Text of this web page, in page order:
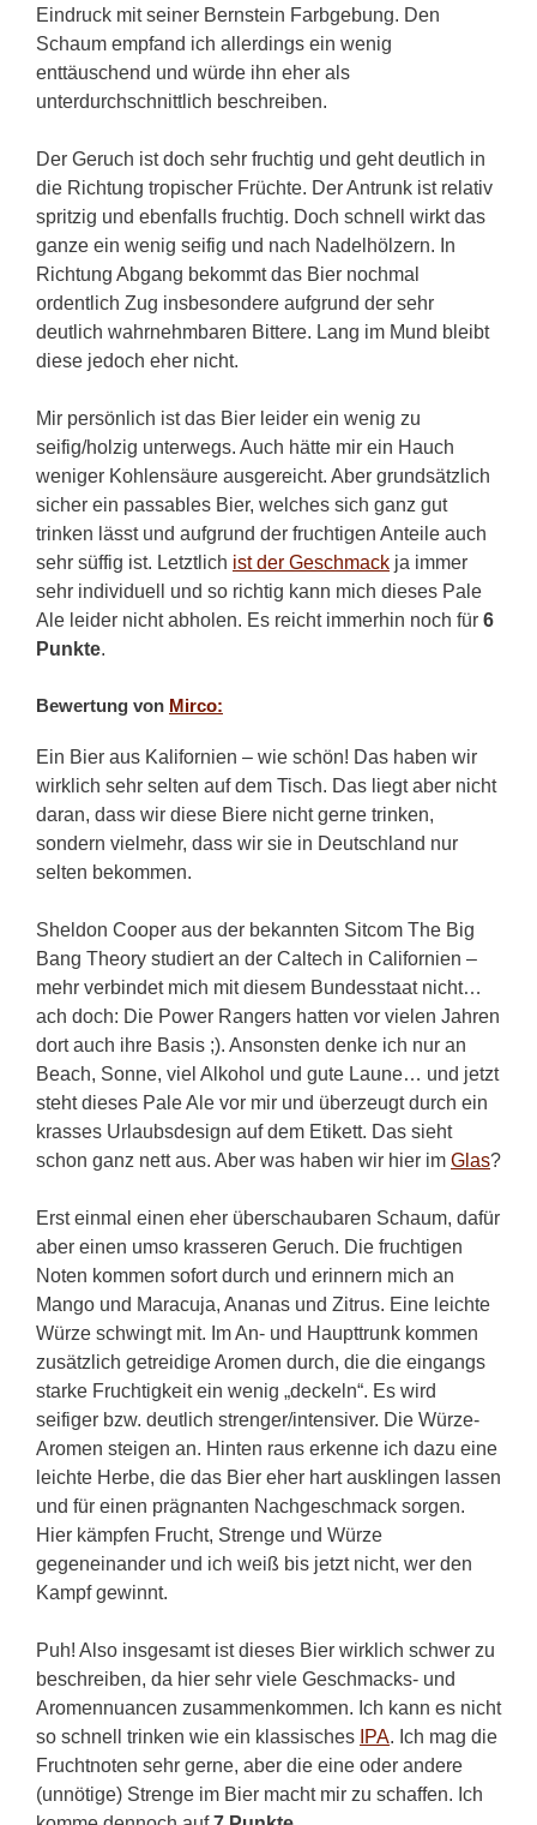
Eindruck mit seiner Bernstein Farbgebung. Den
Schaum empfand ich allerdings ein wenig
enttäuschend und würde ihn eher als
unterdurchschnittlich beschreiben.
Der Geruch ist doch sehr fruchtig und geht deutlich in
die Richtung tropischer Früchte. Der Antrunk ist relativ
spritzig und ebenfalls fruchtig. Doch schnell wirkt das
ganze ein wenig seifig und nach Nadelhölzern. In
Richtung Abgang bekommt das Bier nochmal
ordentlich Zug insbesondere aufgrund der sehr
deutlich wahrnehmbaren Bittere. Lang im Mund bleibt
diese jedoch eher nicht.
Mir persönlich ist das Bier leider ein wenig zu
seifig/holzig unterwegs. Auch hätte mir ein Hauch
weniger Kohlensäure ausgereicht. Aber grundsätzlich
sicher ein passables Bier, welches sich ganz gut
trinken lässt und aufgrund der fruchtigen Anteile auch
sehr süffig ist. Letztlich ist der Geschmack ja immer
sehr individuell und so richtig kann mich dieses Pale
Ale leider nicht abholen. Es reicht immerhin noch für 6
Punkte.
Bewertung von Mirco:
Ein Bier aus Kalifornien – wie schön! Das haben wir
wirklich sehr selten auf dem Tisch. Das liegt aber nicht
daran, dass wir diese Biere nicht gerne trinken,
sondern vielmehr, dass wir sie in Deutschland nur
selten bekommen.
Sheldon Cooper aus der bekannten Sitcom The Big
Bang Theory studiert an der Caltech in Californien –
mehr verbindet mich mit diesem Bundesstaat nicht…
ach doch: Die Power Rangers hatten vor vielen Jahren
dort auch ihre Basis ;). Ansonsten denke ich nur an
Beach, Sonne, viel Alkohol und gute Laune… und jetzt
steht dieses Pale Ale vor mir und überzeugt durch ein
krasses Urlaubsdesign auf dem Etikett. Das sieht
schon ganz nett aus. Aber was haben wir hier im Glas?
Erst einmal einen eher überschaubaren Schaum, dafür
aber einen umso krasseren Geruch. Die fruchtigen
Noten kommen sofort durch und erinnern mich an
Mango und Maracuja, Ananas und Zitrus. Eine leichte
Würze schwingt mit. Im An- und Haupttrunk kommen
zusätzlich getreidige Aromen durch, die die eingangs
starke Fruchtigkeit ein wenig „deckeln“. Es wird
seifiger bzw. deutlich strenger/intensiver. Die Würze-
Aromen steigen an. Hinten raus erkenne ich dazu eine
leichte Herbe, die das Bier eher hart ausklingen lassen
und für einen prägnanten Nachgeschmack sorgen.
Hier kämpfen Frucht, Strenge und Würze
gegeneinander und ich weiß bis jetzt nicht, wer den
Kampf gewinnt.
Puh! Also insgesamt ist dieses Bier wirklich schwer zu
beschreiben, da hier sehr viele Geschmacks- und
Aromennuancen zusammenkommen. Ich kann es nicht
so schnell trinken wie ein klassisches IPA. Ich mag die
Fruchtnoten sehr gerne, aber die eine oder andere
(unnötige) Strenge im Bier macht mir zu schaffen. Ich